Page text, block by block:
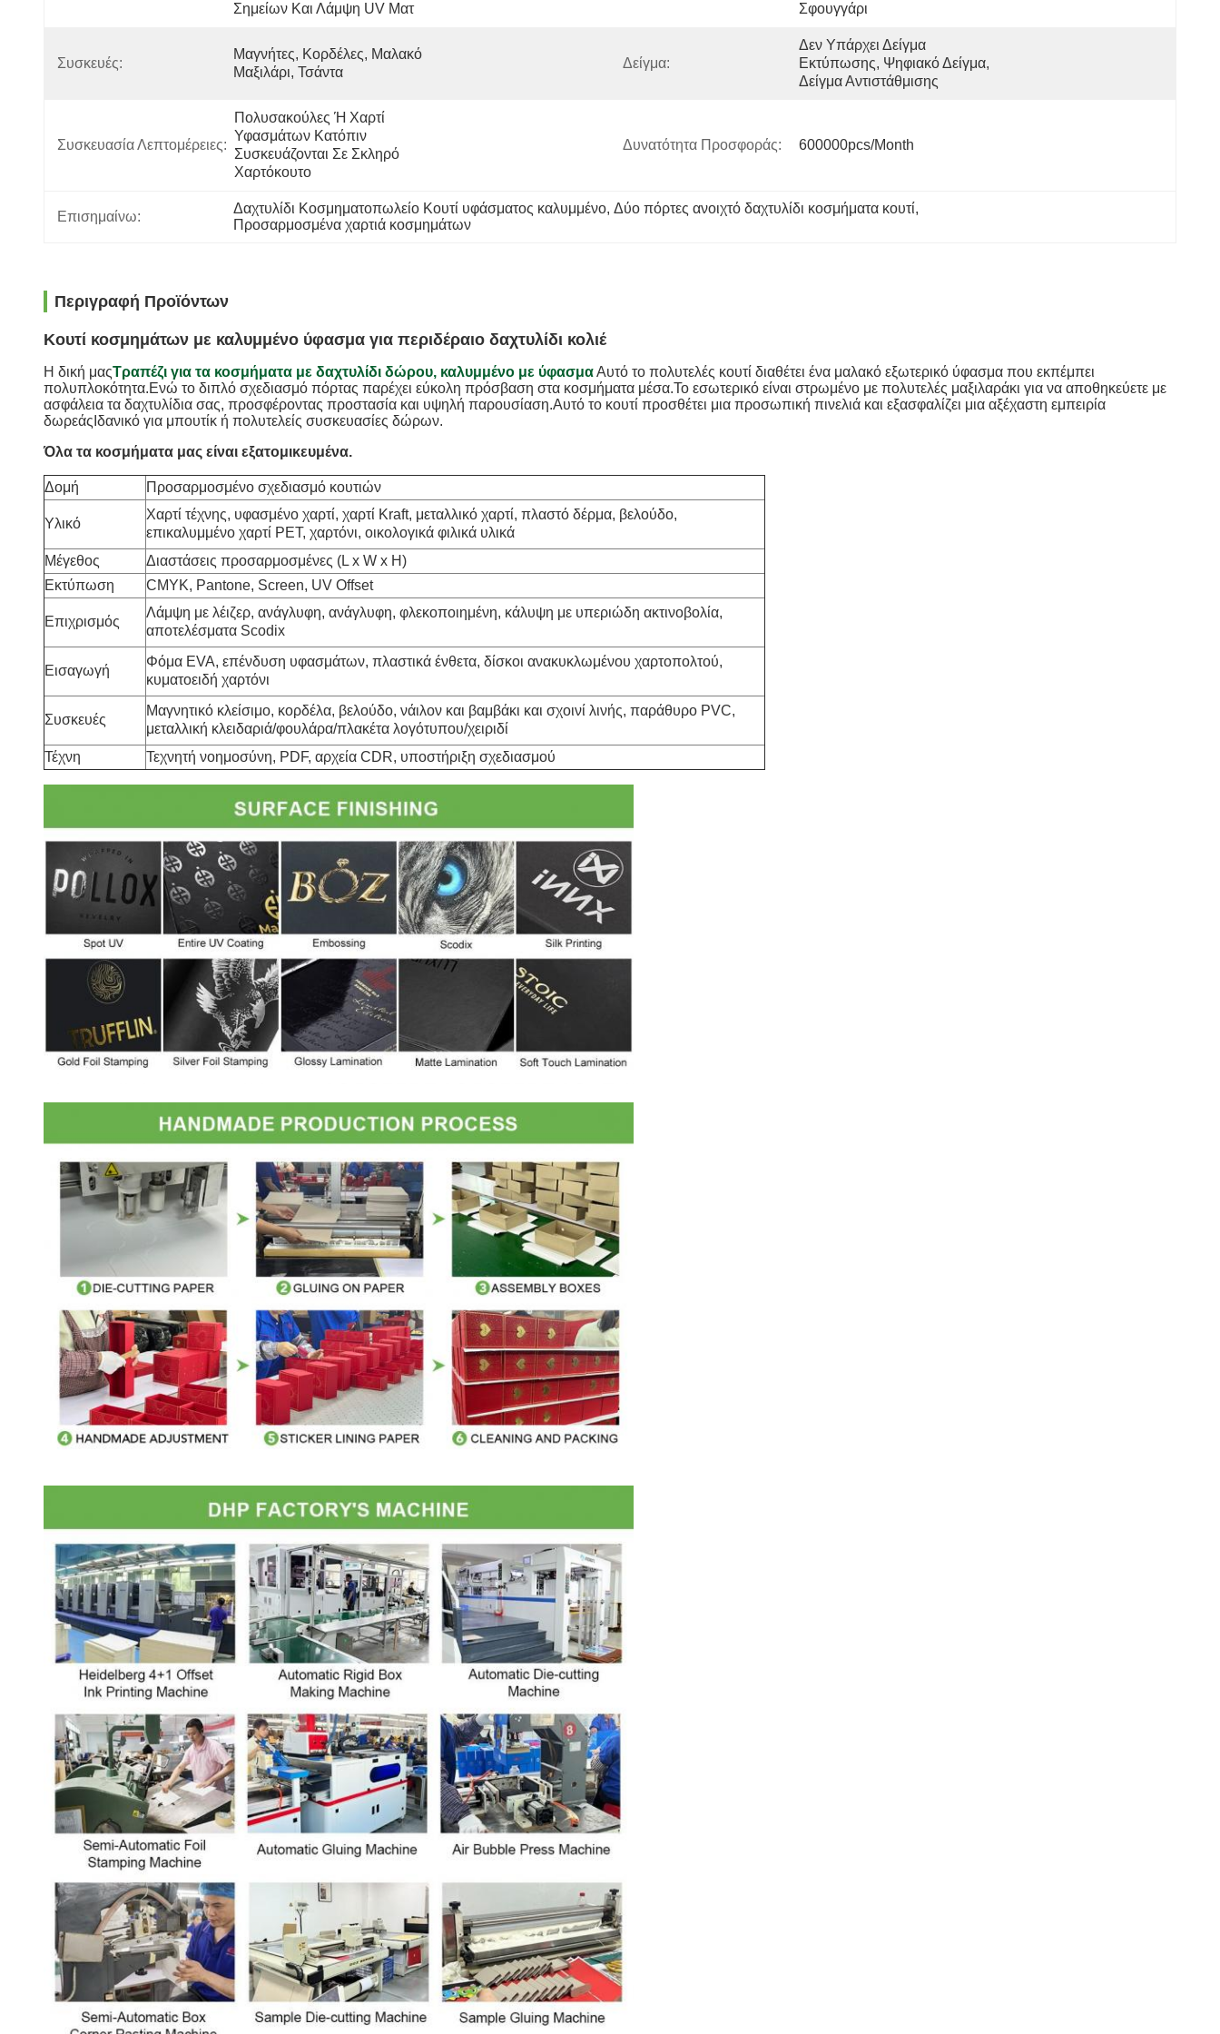
Σημείων Και Λάμψη UV Ματ
Σφουγγάρι
Συσκευές:
Μαγνήτες, Κορδέλες, Μαλακό
Μαξιλάρι, Τσάντα
Δείγμα:
Δεν Υπάρχει Δείγμα
Εκτύπωσης, Ψηφιακό Δείγμα,
Δείγμα Αντιστάθμισης
Συσκευασία Λεπτομέρειες:
Πολυσακούλες Ή Χαρτί
Υφασμάτων Κατόπιν
Συσκευάζονται Σε Σκληρό
Χαρτόκουτο
Δυνατότητα Προσφοράς: 600000pcs/month
Επισημαίνω:
Δαχτυλίδι Κοσμηματοπωλείο Κουτί υφάσματος καλυμμένο, Δύο πόρτες ανοιχτό δαχτυλίδι κοσμήματα κουτί,
Προσαρμοσμένα χαρτιά κοσμημάτων
Περιγραφή Προϊόντων
Κουτί κοσμημάτων με καλυμμένο ύφασμα για περιδέραιο δαχτυλίδι κολιέ
Η δική μαςΤραπέζι για τα κοσμήματα με δαχτυλίδι δώρου, καλυμμένο με ύφασμαΑυτό το πολυτελές κουτί διαθέτει ένα μαλακό εξωτερικό ύφασμα που εκπέμπει
πολυπλοκότητα.Ενώ το διπλό σχεδιασμό πόρτας παρέχει εύκολη πρόσβαση στα κοσμήματα μέσα.Το εσωτερικό είναι στρωμένο με πολυτελές μαξιλαράκι για να αποθηκεύετε με
ασφάλεια τα δαχτυλίδια σας, προσφέροντας προστασία και υψηλή παρουσίαση.Αυτό το κουτί προσθέτει μια προσωπική πινελιά και εξασφαλίζει μια αξέχαστη εμπειρία
δωρεάςΙδανικό για μπουτίκ ή πολυτελείς συσκευασίες δώρων.
Όλα τα κοσμήματα μας είναι εξατομικευμένα.
Δομή Προσαρμοσμένο σχεδιασμό κουτιών
Υλικό
Χαρτί τέχνης, υφασμένο χαρτί, χαρτί Kraft, μεταλλικό χαρτί, πλαστό δέρμα, βελούδο,
επικαλυμμένο χαρτί PET, χαρτόνι, οικολογικά φιλικά υλικά
Μέγεθος
Διαστάσεις προσαρμοσμένες (L x W x H)
Εκτύπωση
CMYK, Pantone, Screen, UV Offset
Επιχρισμός
Λάμψη με λέιζερ, ανάγλυφη, ανάγλυφη, φλεκοποιημένη, κάλυψη με υπεριώδη ακτινοβολία,
αποτελέσματα Scodix
Εισαγωγή
Φόμα EVA, επένδυση υφασμάτων, πλαστικά ένθετα, δίσκοι ανακυκλωμένου χαρτοπολτού,
κυματοειδή χαρτόνι
Συσκευές
Μαγνητικό κλείσιμο, κορδέλα, βελούδο, νάιλον και βαμβάκι και σχοινί λινής, παράθυρο PVC,
μεταλλική κλειδαριά/φουλάρα/πλακέτα λογότυπου/χειριδί
Τέχνη
Τεχνητή νοημοσύνη, PDF, αρχεία CDR, υποστήριξη σχεδιασμού